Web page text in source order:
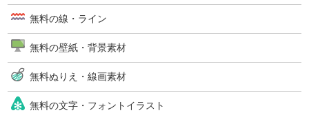
無料の線・ライン
無料の壁紙・背景素材
無料ぬりえ・線画素材
無料の文字・フォントイラスト